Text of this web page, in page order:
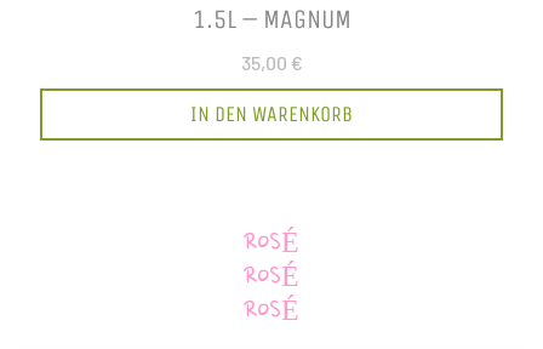
1.5L – MAGNUM
35,00 €
IN DEN WARENKORB
ROSÉ
ROSÉ
ROSÉ